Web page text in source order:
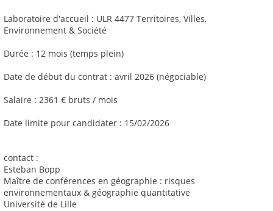
Laboratoire d'accueil : ULR 4477 Territoires, Villes,
Environnement & Société
Durée : 12 mois (temps plein)
Date de début du contrat : avril 2026 (négociable)
Salaire : 2361 € bruts / mois
Date limite pour candidater : 15/02/2026
contact :
Esteban Bopp
Maître de conférences en géographie : risques
environnementaux & géographie quantitative
Université de Lille